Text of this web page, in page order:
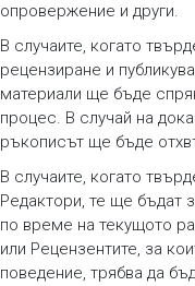
опровержение и други.
В случаите, когато
рецензиране и
материали ще бъде
процес. В случай на
ръкописът ще бъде
В случаите, когато
Редактори, те ще бъдат
по време на текущото
или Рецензентите, за
поведение, трябва да